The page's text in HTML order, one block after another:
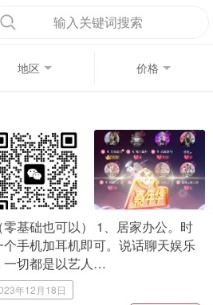
输入关键词搜索
地区 价格
基础也可以） 1、居家办公。时
手机加耳机即可。说话聊天娱乐
一切都是以艺人…
年12月18日